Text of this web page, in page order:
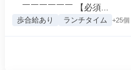
￣￣￣￣￣￣ 【必須...
歩合給あり ランチタイム +25個